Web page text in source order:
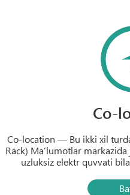
Co-
Co-location — Bu ikki xil
Rack) Ma’lumotlar
uzluksiz elektr quvvati